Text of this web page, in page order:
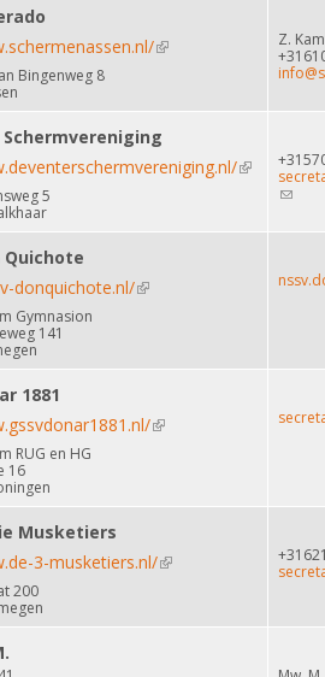
(link is external)
Bingenweg 8
Z.
(link is
external)
5
(link
Quichote
donquichote.nl/(link is external)
Gymnasion
141
1881
(link is external)
RUG en HG
16
Musketiers
3-musketiers.nl/(link is external)
200